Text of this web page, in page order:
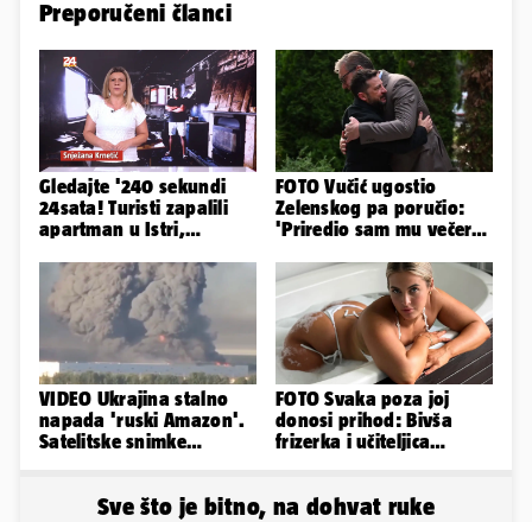
Preporučeni članci
Gledajte '240 sekundi
24sata! Turisti zapalili
apartman u Istri,
završena'
FOTO Vučić ugostio
Zelenskog pa poručio:
'Priredio sam mu večeru
VIDEO Ukrajina stalno
napada 'ruski Amazon'.
Satelitske snimke
FOTO Svaka poza joj
donosi prihod: Bivša
frizerka i učiteljica
Sve što je bitno, na dohvat ruke